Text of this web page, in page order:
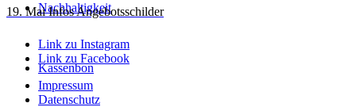
Nachhaltigkeit
Kassenbon
19. Mai Infos Angebotsschilder
Link zu Instagram
Link zu Facebook
Impressum
Datenschutz